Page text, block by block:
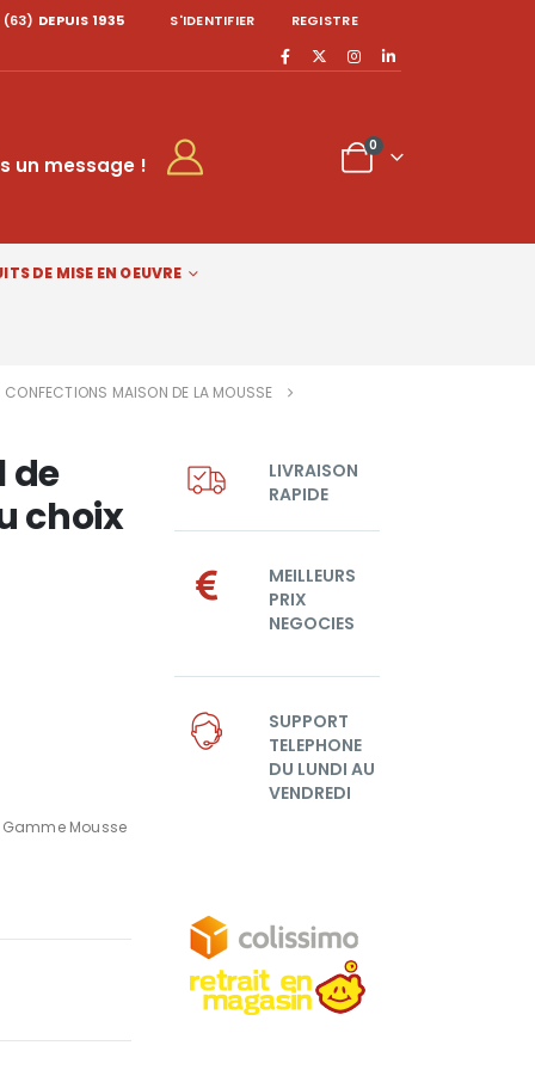
(63) DEPUIS 1935 S'IDENTIFIER REGISTRE
un message !
0
DE MISE EN OEUVRE
CONFECTIONS MAISON DE LA MOUSSE
de
choix
Gamme Mousse
LIVRAISON
RAPIDE
MEILLEURS
PRIX
NEGOCIES
SUPPORT
TELEPHONE
DU LUNDI AU
VENDREDI